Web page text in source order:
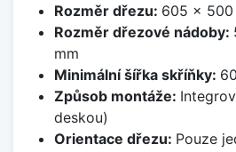
Rozměr dřezu: 605 x 500
Rozměr dřezové nádoby:
mm
Minimální šířka skříňky:
Způsob montáže:
deskou)
Orientace dřezu: Pouze